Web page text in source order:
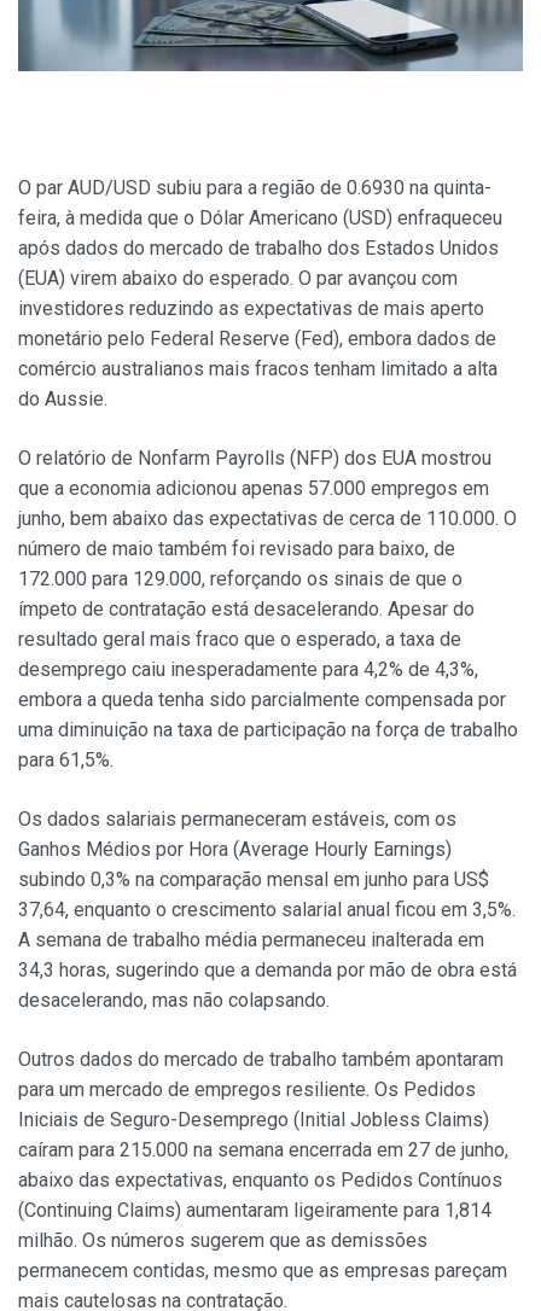
O par AUD/USD subiu para a região de 0.6930 na quinta-
feira, à medida que o Dólar Americano (USD) enfraqueceu
após dados do mercado de trabalho dos Estados Unidos
(EUA) virem abaixo do esperado. O par avançou com
investidores reduzindo as expectativas de mais aperto
monetário pelo Federal Reserve (Fed), embora dados de
comércio australianos mais fracos tenham limitado a alta
do Aussie.
O relatório de Nonfarm Payrolls (NFP) dos EUA mostrou
que a economia adicionou apenas 57.000 empregos em
junho, bem abaixo das expectativas de cerca de 110.000. O
número de maio também foi revisado para baixo, de
172.000 para 129.000, reforçando os sinais de que o
ímpeto de contratação está desacelerando. Apesar do
resultado geral mais fraco que o esperado, a taxa de
desemprego caiu inesperadamente para 4,2% de 4,3%,
embora a queda tenha sido parcialmente compensada por
uma diminuição na taxa de participação na força de trabalho
para 61,5%.
Os dados salariais permaneceram estáveis, com os
Ganhos Médios por Hora (Average Hourly Earnings)
subindo 0,3% na comparação mensal em junho para US$
37,64, enquanto o crescimento salarial anual ficou em 3,5%.
A semana de trabalho média permaneceu inalterada em
34,3 horas, sugerindo que a demanda por mão de obra está
desacelerando, mas não colapsando.
Outros dados do mercado de trabalho também apontaram
para um mercado de empregos resiliente. Os Pedidos
Iniciais de Seguro-Desemprego (Initial Jobless Claims)
caíram para 215.000 na semana encerrada em 27 de junho,
abaixo das expectativas, enquanto os Pedidos Contínuos
(Continuing Claims) aumentaram ligeiramente para 1,814
milhão. Os números sugerem que as demissões
permanecem contidas, mesmo que as empresas pareçam
mais cautelosas na contratação.